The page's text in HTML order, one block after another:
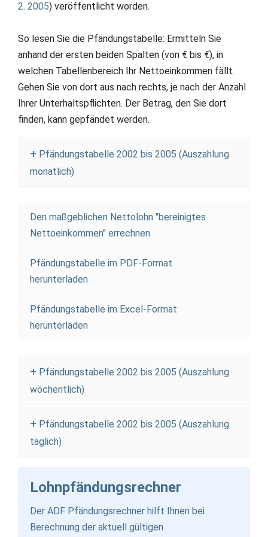
2. 2005) veröffentlicht worden.
So lesen Sie die Pfändungstabelle: Ermitteln Sie
anhand der ersten beiden Spalten (von € bis €), in
welchen Tabellenbereich Ihr Nettoeinkommen fällt.
Gehen Sie von dort aus nach rechts, je nach der Anzahl
Ihrer Unterhaltspflichten. Der Betrag, den Sie dort
finden, kann gepfändet werden.
Pfändungstabelle 2002 bis 2005 (Auszahlung
monatlich)
Den maßgeblichen Nettolohn "bereinigtes
Nettoeinkommen" errechnen
Pfändungstabelle im PDF-Format
herunterladen
Pfändungstabelle im Excel-Format
herunterladen
Pfändungstabelle 2002 bis 2005 (Auszahlung
wöchentlich)
Pfändungstabelle 2002 bis 2005 (Auszahlung
täglich)
Lohnpfändungsrechner
Der ADF Pfändungsrechner hilft Ihnen bei
Berechnung der aktuell gültigen